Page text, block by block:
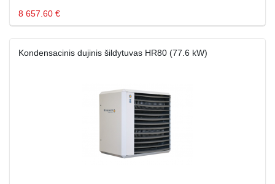
8 657.60 €
Kondensacinis dujinis šildytuvas HR80 (77.6 kW)